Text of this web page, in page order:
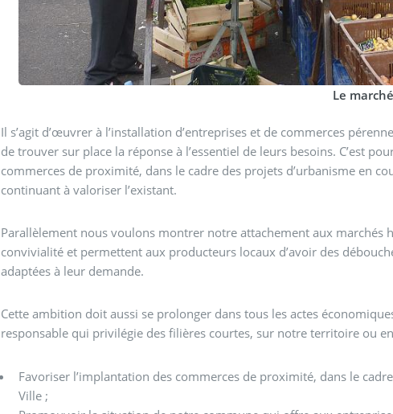
Le marché
Il s’agit d’œuvrer à l’installation d’entreprises et de commerces
de trouver sur place la réponse à l’essentiel de leurs besoins. C’est
commerces de proximité, dans le cadre des projets d’urbanisme en
continuant à valoriser l’existant.
Parallèlement nous voulons montrer notre attachement aux marchés
convivialité et permettent aux producteurs locaux d’avoir des
adaptées à leur demande.
Cette ambition doit aussi se prolonger dans tous les actes
responsable qui privilégie des filières courtes, sur notre territoire ou
Favoriser l’implantation des commerces de proximité, dans le
Ville ;